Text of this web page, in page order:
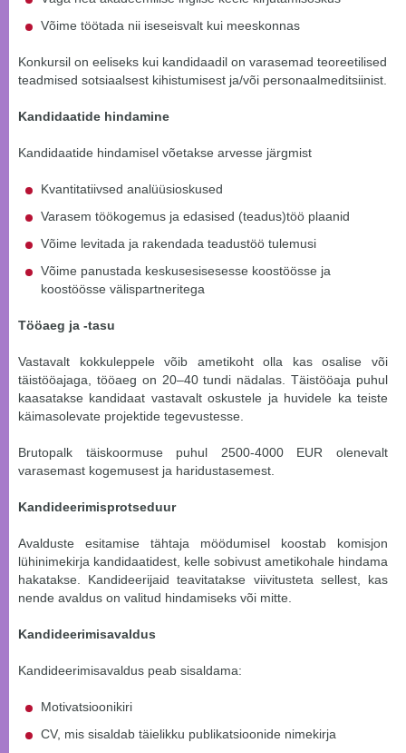
Võime töötada nii iseseisvalt kui meeskonnas
Konkursil on eeliseks kui kandidaadil on varasemad teoreetilised
teadmised sotsiaalsest kihistumisest ja/või personaalmeditsiinist.
Kandidaatide hindamine
Kandidaatide hindamisel võetakse arvesse järgmist
Kvantitatiivsed analüüsioskused
Varasem töökogemus ja edasised (teadus)töö plaanid
Võime levitada ja rakendada teadustöö tulemusi
Võime panustada keskusesisesesse koostöösse ja
koostöösse välispartneritega
Tööaeg ja -tasu
Vastavalt kokkuleppele võib ametikoht olla kas osalise või
täistööajaga, tööaeg on 20–40 tundi nädalas. Täistööaja puhul
kaasatakse kandidaat vastavalt oskustele ja huvidele ka teiste
käimasolevate projektide tegevustesse.
Brutopalk täiskoormuse puhul 2500-4000 EUR olenevalt
varasemast kogemusest ja haridustasemest.
Kandideerimisprotseduur
Avalduste esitamise tähtaja möödumisel koostab komisjon
lühinimekirja kandidaatidest, kelle sobivust ametikohale hindama
hakatakse. Kandideerijaid teavitatakse viivitusteta sellest, kas
nende avaldus on valitud hindamiseks või mitte.
Kandideerimisavaldus
Kandideerimisavaldus peab sisaldama:
Motivatsioonikiri
CV, mis sisaldab täielikku publikatsioonide nimekirja